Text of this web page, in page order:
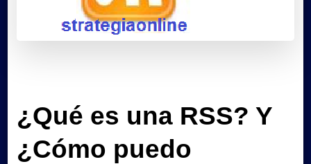
¿Qué es una RSS? Y
¿Cómo puedo